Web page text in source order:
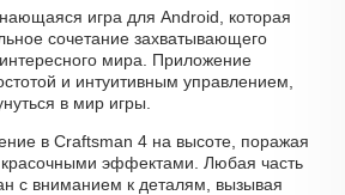
игра для Android, которая
сочетание захватывающего
мира. Приложение
и интуитивным управлением,
в мир игры.
в Craftsman 4 на высоте, поражая
эффектами. Любая часть
с вниманием к деталям, вызывая